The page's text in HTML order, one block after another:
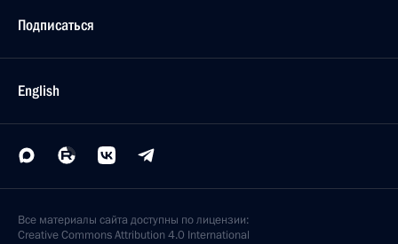
Подписаться
English
Все материалы сайта доступны по лицензии:
Creative Commons Attribution 4.0 International